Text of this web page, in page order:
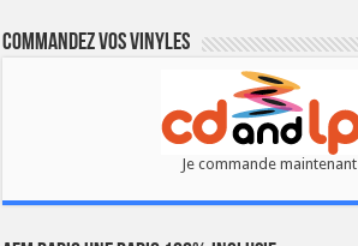
Commandez vos vinyles
Je commande maintenant